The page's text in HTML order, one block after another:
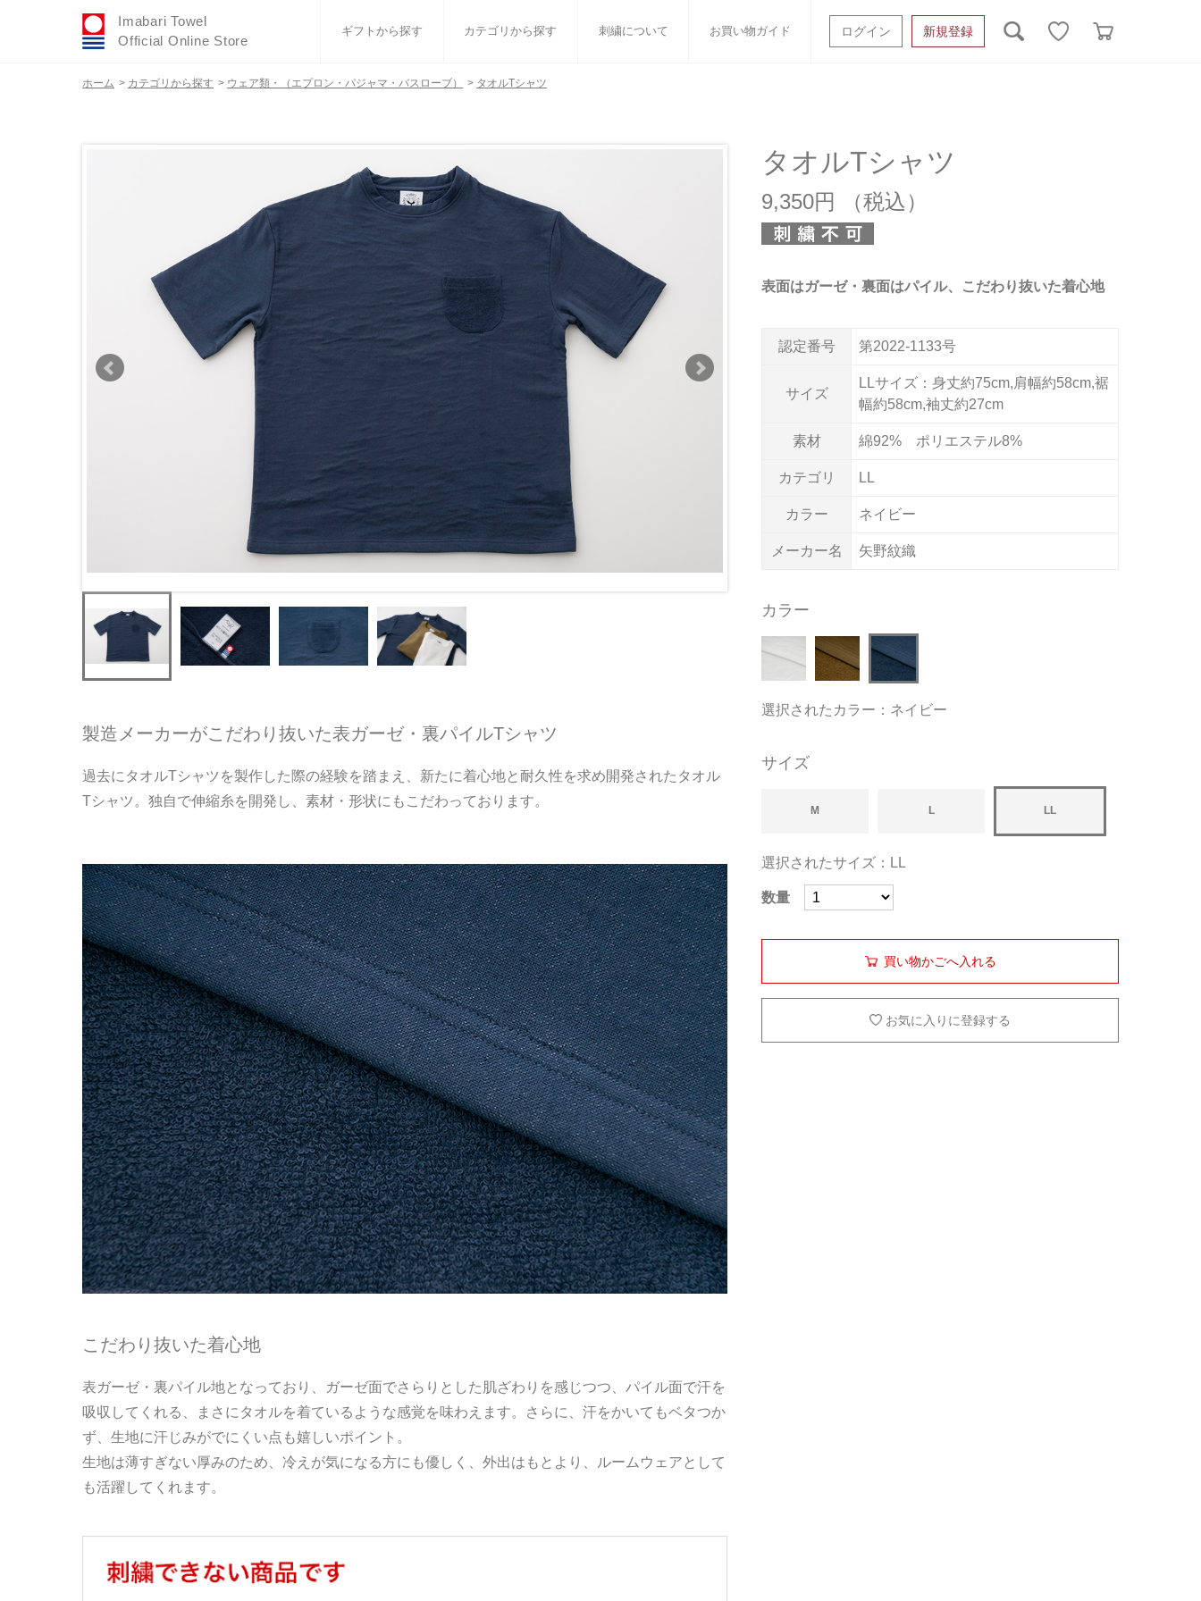
Imabari Towel
Official Online Store
ギフトから探す カテゴリから探す 刺繍について お買い物ガイド ログイン 新規登録
オーガニック
衣類 タオルケット類
バスグッズ タオル雑貨
ホーム > カテゴリから探す > ウェア類・（エプロン・パジャマ・バスローブ） > タオルTシャツ
製造メーカーがこだわり抜いた表ガーゼ・裏パイルTシャツ
過去にタオルTシャツを製作した際の経験を踏まえ、新たに着心地と耐久性を求め開発されたタオル
Tシャツ。独自で伸縮糸を開発し、素材・形状にもこだわっております。
こだわり抜いた着心地
表ガーゼ・裏パイル地となっており、ガーゼ面でさらりとした肌ざわりを感じつつ、パイル面で汗を
吸収してくれる、まさにタオルを着ているような感覚を味わえます。さらに、汗をかいてもベタつか
ず、生地に汗じみがでにくい点も嬉しいポイント。
生地は薄すぎない厚みのため、冷えが気になる方にも優しく、外出はもとより、ルームウェアとして
も活躍してくれます。
表面はガーゼ・裏面はパイル、こだわり抜いた着心地
タオルTシャツ
9,350円
認定番号 第2022-1133号
サイズ
LLサイズ：身丈約75cm,肩幅約58cm,裾
幅約58cm,袖丈約27cm
素材 綿92% ポリエステル8%
カテゴリ LL
カラー ネイビー
メーカー名 矢野紋織
カラー
選択されたカラー：ネイビー
サイズ
M L LL
選択されたサイズ：LL
数量
買い物かごへ入れる
お気に入りに登録する